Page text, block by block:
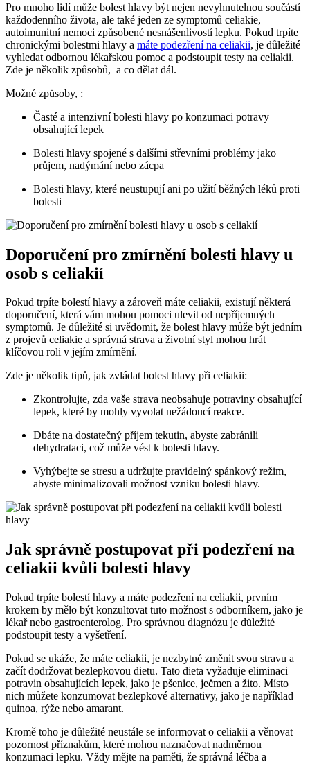
Pro mnoho lidí může bolest hlavy být nejen nevyhnutelnou‍ součástí
každodenního života, ale také jeden ze symptomů celiakie,
autoimunitní nemoci ⁤způsobené nesnášenlivostí lepku.‍ Pokud trpíte⁣
chronickými bolestmi hlavy a máte podezření ‍na celiakii, je důležité
vyhledat odbornou‌ lékařskou pomoc a podstoupit ‍testy na celiakii.
Zde je několik způsobů, ‌ a co​ dělat dál.
Možné způsoby, ⁤:
Časté a‌ intenzivní bolesti hlavy po konzumaci potravy
obsahující lepek
Bolesti hlavy spojené s dalšími⁤ střevními problémy jako
průjem, nadýmání nebo zácpa
Bolesti hlavy, které neustupují ani po užití běžných léků proti
bolesti
Doporučení pro zmírnění bolesti hlavy u
osob s celiakií
Pokud trpíte‍ bolestí hlavy a zároveň máte⁣ celiakii, ⁢existují některá
doporučení, která vám mohou ⁤pomoci ulevit od nepříjemných⁢
symptomů. ⁣Je důležité si ⁢uvědomit, že bolest hlavy ⁤může ⁢být jedním
z projevů celiakie a správná strava ⁢a životní‌ styl mohou ​hrát
klíčovou roli v jejím zmírnění.
Zde je ‍několik ⁣tipů, jak zvládat bolest hlavy při celiakii:
Zkontrolujte, ⁢zda vaše‍ strava neobsahuje ⁣potraviny obsahující
lepek, ‌které by mohly vyvolat nežádoucí reakce.
Dbáte na dostatečný příjem tekutin, abyste zabránili
dehydrataci,‌ což může vést ‌k⁢ bolesti ⁢hlavy.
Vyhýbejte⁣ se stresu a⁣ udržujte pravidelný spánkový ​režim,
⁢abyste minimalizovali možnost vzniku bolesti ‍hlavy.
Jak správně postupovat ‍při podezření na⁢
celiakii kvůli ‌bolesti hlavy
Pokud ‌trpíte bolestí hlavy⁤ a máte podezření ⁤na celiakii, prvním
krokem by mělo být konzultovat​ tuto ⁤možnost s ‍odborníkem, jako je
lékař nebo gastroenterolog. Pro ​správnou diagnózu ‌je důležité
podstoupit testy ⁢a vyšetření.
Pokud‌ se ⁤ukáže, že máte celiakii, ‌je nezbytné změnit svou stravu a
začít⁢ dodržovat ⁢bezlepkovou ‍dietu. ⁤Tato​ dieta‌ vyžaduje eliminaci
potravin obsahujících ⁤lepek, jako je pšenice, ječmen a žito. Místo
nich můžete konzumovat bezlepkové​ alternativy, jako ‍je⁤ například
quinoa, rýže nebo amarant.
Kromě toho⁤ je ⁢důležité‌ neustále se informovat o celiakii a věnovat
pozornost příznakům, které mohou naznačovat nadměrnou⁤
konzumaci lepku. Vždy mějte na paměti, že správná⁣ léčba a